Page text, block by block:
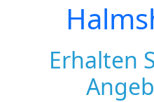
Erhalten